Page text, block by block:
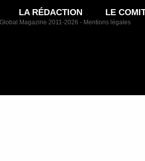
LA RÉDACTION LE
Magazine 2011-2026 - Mentions légales